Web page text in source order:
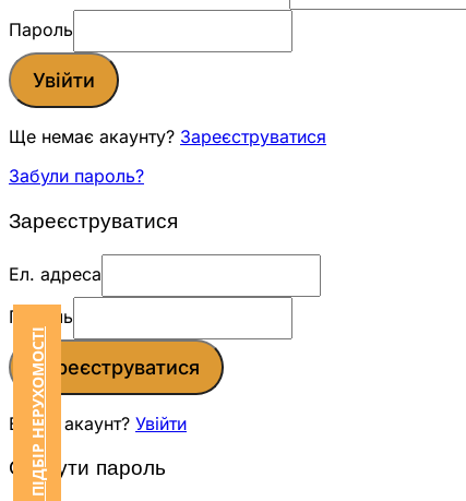
Пароль
Увійти
Ще немає акаунту? Зареєструватися
Забули пароль?
Зареєструватися
Ел. адреса
Пароль
Зареєструватися
Вже є акаунт? Увійти
Скинути пароль